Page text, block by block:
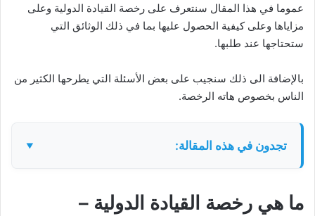
عموما في هذا المقال سنتعرف على رخصة القيادة الدولية وعلى
مزاياها وعلى كيفية الحصول عليها بما في ذلك الوثائق التي
ستحتاجها عند طلبها.
بالإضافة الى ذلك سنجيب على بعض الأسئلة التي يطرحها الكثير من
الناس بخصوص هاته الرخصة.
تجدون في هذه المقالة:
ما هي رخصة القيادة الدولية –